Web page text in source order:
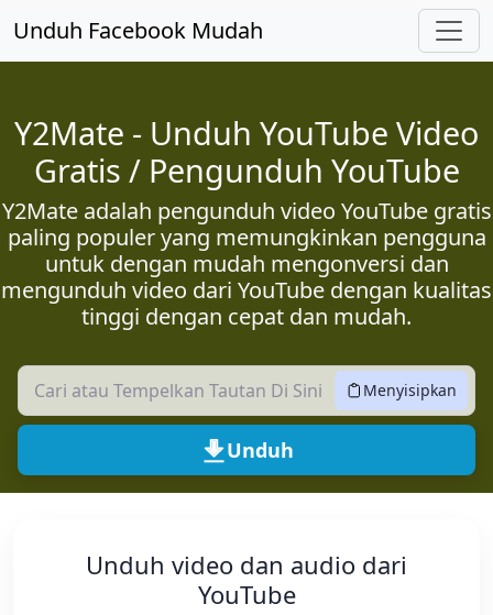
Unduh Facebook Mudah
Y2Mate - Unduh YouTube Video
Gratis / Pengunduh YouTube
Y2Mate adalah pengunduh video YouTube gratis
paling populer yang memungkinkan pengguna
untuk dengan mudah mengonversi dan
mengunduh video dari YouTube dengan kualitas
tinggi dengan cepat dan mudah.
Menyisipkan
Unduh
Unduh video dan audio dari
YouTube